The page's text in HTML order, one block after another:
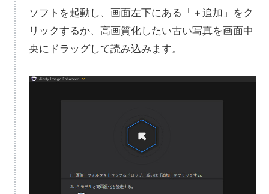
ソフトを起動し、画面左下にある「＋追加」をク
リックするか、高画質化したい古い写真を画面中
央にドラッグして読み込みます。